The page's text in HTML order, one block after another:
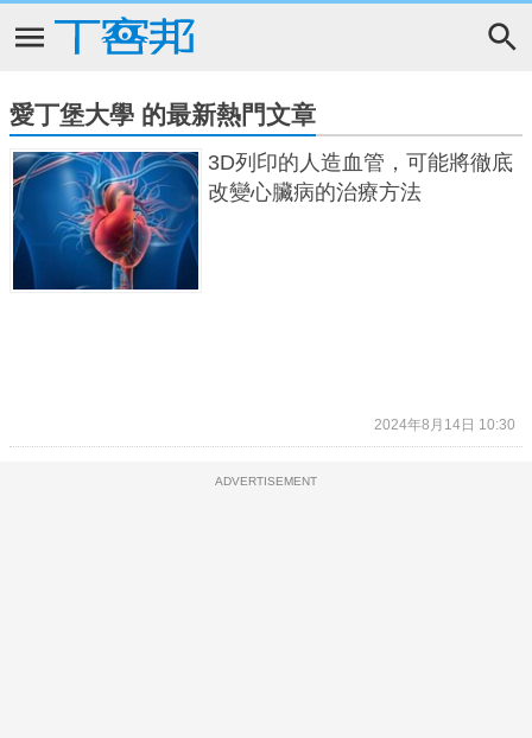
愛丁堡大學 的最新熱門文章
3D列印的人造血管，可能將徹底
改變心臟病的治療方法
2024年8月14日 10:30
ADVERTISEMENT